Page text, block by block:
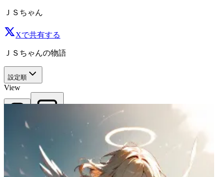
ＪＳちゃん
Xで共有する
ＪＳちゃんの物語
設定順
View
正方形